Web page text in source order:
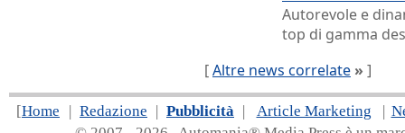
Autorevole e
top di gamma
[Altre news correlate » ]
[Home | Redazione | Pubblicità | Article Marketing |